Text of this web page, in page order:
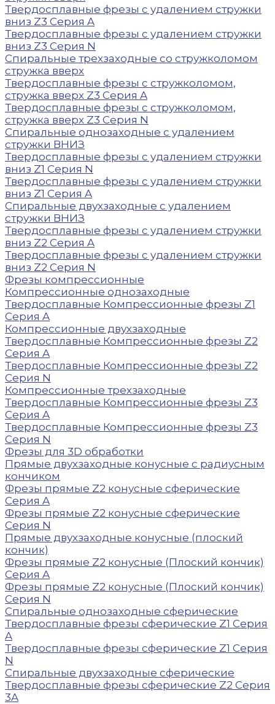
Твердосплавные фрезы с удалением стружки
вниз Z3 Серия A
Твердосплавные фрезы с удалением стружки
вниз Z3 Серия N
Спиральные трехзаходные со стружколомом
стружка вверх
Твердосплавные фрезы с стружколомом,
стружка вверх Z3 Серия A
Твердосплавные фрезы с стружколомом,
стружка вверх Z3 Серия N
Спиральные однозаходные с удалением
стружки ВНИЗ
Твердосплавные фрезы с удалением стружки
вниз Z1 Серия N
Твердосплавные фрезы с удалением стружки
вниз Z1 Серия A
Спиральные двухзаходные с удалением
стружки ВНИЗ
Твердосплавные фрезы с удалением стружки
вниз Z2 Серия A
Твердосплавные фрезы с удалением стружки
вниз Z2 Серия N
Фрезы компрессионные
Компрессионные однозаходные
Твердосплавные Компрессионные фрезы Z1
Серия A
Компрессионные двухзаходные
Твердосплавные Компрессионные фрезы Z2
Серия A
Твердосплавные Компрессионные фрезы Z2
Серия N
Компрессионные трехзаходные
Твердосплавные Компрессионные фрезы Z3
Серия A
Твердосплавные Компрессионные фрезы Z3
Серия N
Фрезы для 3D обработки
Прямые двухзаходные конусные с радиусным
кончиком
Фрезы прямые Z2 конусные сферические
Серия A
Фрезы прямые Z2 конусные сферические
Серия N
Прямые двухзаходные конусные (плоский
кончик)
Фрезы прямые Z2 конусные (Плоский кончик)
Серия A
Фрезы прямые Z2 конусные (Плоский кончик)
Серия N
Спиральные однозаходные сферические
Твердосплавные фрезы сферические Z1 Серия
A
Твердосплавные фрезы сферические Z1 Серия
N
Спиральные двухзаходные сферические
Твердосплавные фрезы сферические Z2 Серия
3A